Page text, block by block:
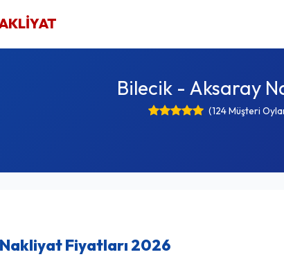
Bilecik - Aksaray
(124 Müşteri
Fiyatları 2026